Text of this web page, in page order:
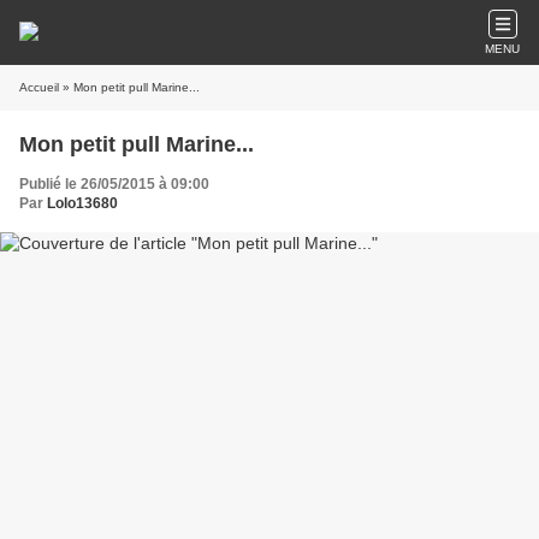
MENU
Accueil » Mon petit pull Marine...
Mon petit pull Marine...
Publié le 26/05/2015 à 09:00
Par Lolo13680